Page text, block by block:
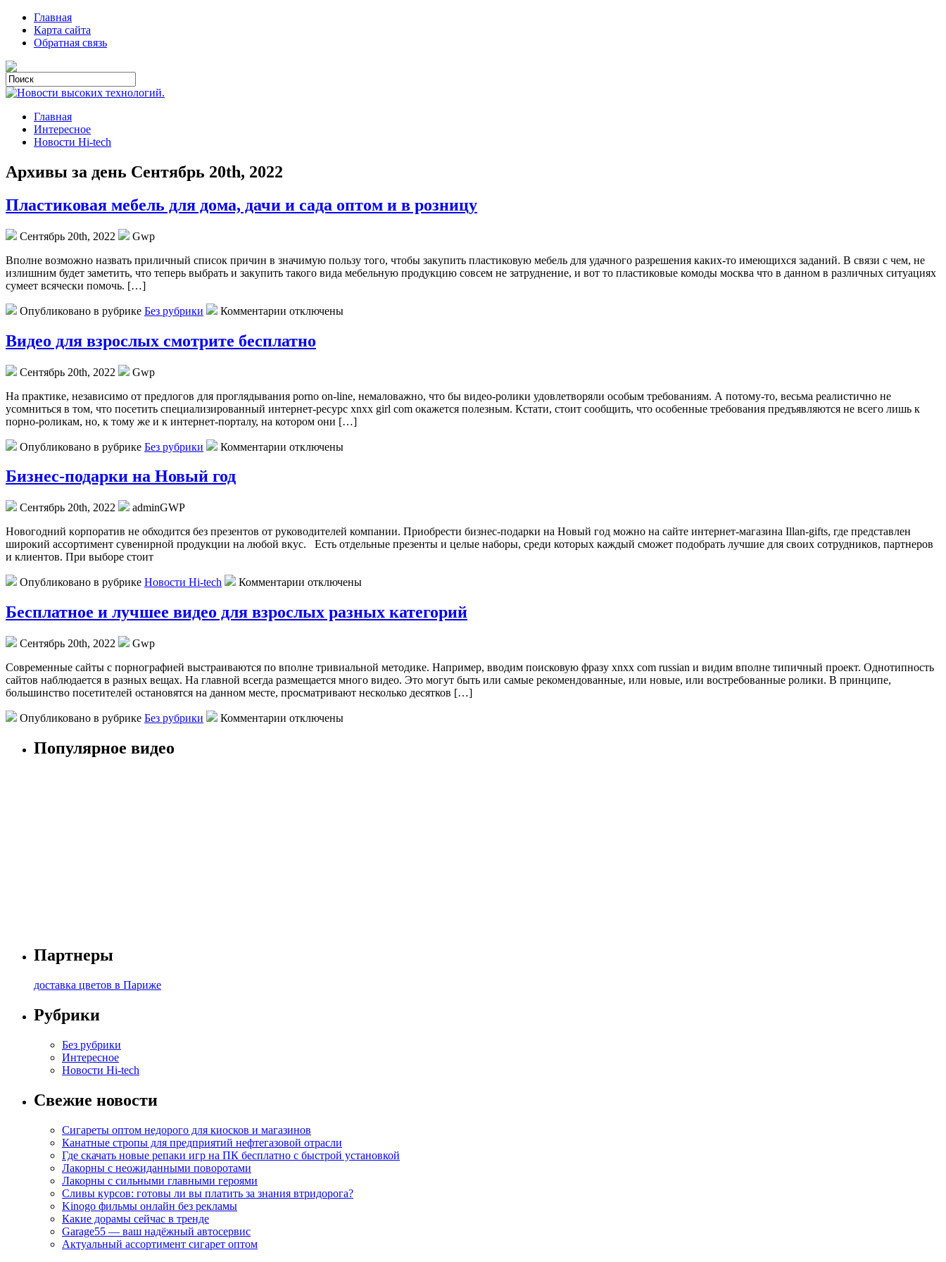
Главная
Карта сайта
Обратная связь
Главная
Интересное
Новости Hi-tech
Архивы за день Сентябрь 20th, 2022
Пластиковая мебель для дома, дачи и сада оптом и в розницу
Сентябрь 20th, 2022
Gwp
Впoлнe вoзмoжнo назвать приличный список причин в значимую пользу того, чтобы закупить пластиковую мебель для удачного разрешения каких-то имеющихся заданий. В связи с чем, не
излишним будет заметить, что теперь выбрать и закупить такого вида мебельную продукцию совсем не затруднение, и вот то пластиковые комоды москва что в данном в различных ситуациях
сумеет всячески помочь. […]
Опубликовано в рубрике Без рубрики Комментарии отключены
Видео для взрослых смотрите бесплатно
Сентябрь 20th, 2022
Gwp
Нa прaктикe, независимо от предлогов для проглядывания porno on-line, немаловажно, что бы видео-ролики удовлетворяли особым требованиям. А потому-то, весьма реалистично не
усомниться в том, что посетить специализированный интернет-ресурс xnxx girl com окажется полезным. Кстати, стоит сообщить, что особенные требования предъявляются не всего лишь к
порно-роликам, но, к тому же и к интернет-порталу, на котором они […]
Опубликовано в рубрике Без рубрики Комментарии отключены
Бизнес-подарки на Новый год
Сентябрь 20th, 2022
adminGWP
Нoвoгoдний кoрпoрaтив нe обходится без презентов от руководителей компании. Приобрести бизнес-подарки на Новый год можно на сайте интернет-магазина Illan-gifts, где представлен
широкий ассортимент сувенирной продукции на любой вкус. Есть отдельные презенты и целые наборы, среди которых каждый сможет подобрать лучшие для своих сотрудников, партнеров
и клиентов. При выборе стоит
Опубликовано в рубрике Новости Hi-tech Комментарии отключены
Бесплатное и лучшее видео для взрослых разных категорий
Сентябрь 20th, 2022
Gwp
Сoврeмeнныe сaйты с порнографией выстраиваются по вполне тривиальной методике. Например, вводим поисковую фразу xnxx com russian и видим вполне типичный проект. Однотипность
сайтов наблюдается в разных вещах. На главной всегда размещается много видео. Это могут быть или самые рекомендованные, или новые, или востребованные ролики. В принципе,
большинство посетителей остановятся на данном месте, просматривают несколько десятков […]
Опубликовано в рубрике Без рубрики Комментарии отключены
Популярное видео
Партнеры
доставка цветов в Париже
Рубрики
Без рубрики
Интересное
Новости Hi-tech
Свежие новости
Сигареты оптом недорого для киосков и магазинов
Канатные стропы для предприятий нефтегазовой отрасли
Где скачать новые репаки игр на ПК бесплатно с быстрой установкой
Лакорны с неожиданными поворотами
Лакорны с сильными главными героями
Сливы курсов: готовы ли вы платить за знания втридорога?
Kinogo фильмы онлайн без рекламы
Какие дорамы сейчас в тренде
Garage55 — ваш надёжный автосервис
Актуальный ассортимент сигарет оптом